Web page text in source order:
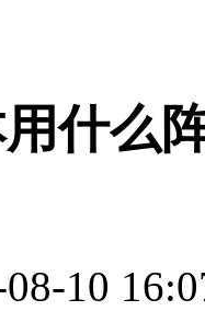
什么
10